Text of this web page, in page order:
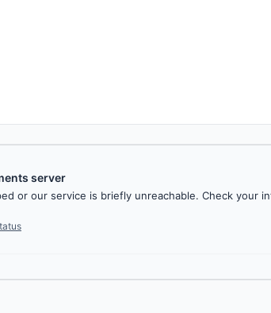
server
or our service is briefly unreachable. Check your